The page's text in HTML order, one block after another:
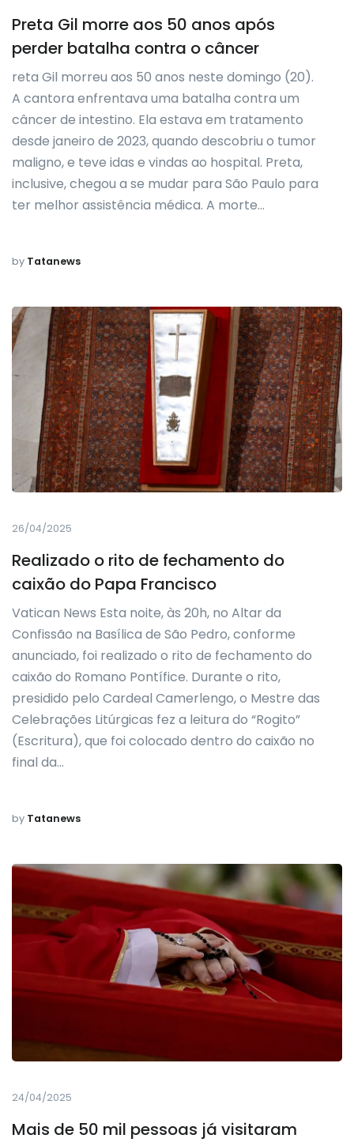
Preta Gil morre aos 50 anos após
perder batalha contra o câncer
reta Gil morreu aos 50 anos neste domingo (20).
A cantora enfrentava uma batalha contra um
câncer de intestino. Ela estava em tratamento
desde janeiro de 2023, quando descobriu o tumor
maligno, e teve idas e vindas ao hospital. Preta,
inclusive, chegou a se mudar para São Paulo para
ter melhor assistência médica. A morte…
by Tatanews
26/04/2025
Realizado o rito de fechamento do
caixão do Papa Francisco
Vatican News Esta noite, às 20h, no Altar da
Confissão na Basílica de São Pedro, conforme
anunciado, foi realizado o rito de fechamento do
caixão do Romano Pontífice. Durante o rito,
presidido pelo Cardeal Camerlengo, o Mestre das
Celebrações Litúrgicas fez a leitura do “Rogito”
(Escritura), que foi colocado dentro do caixão no
final da…
by Tatanews
24/04/2025
Mais de 50 mil pessoas já visitaram